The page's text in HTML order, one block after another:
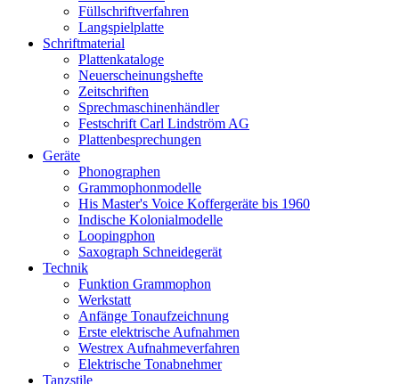
Füllschriftverfahren
Langspielplatte
Schriftmaterial
Plattenkataloge
Neuerscheinungshefte
Zeitschriften
Sprechmaschinenhändler
Festschrift Carl Lindström AG
Plattenbesprechungen
Geräte
Phonographen
Grammophonmodelle
His Master's Voice Koffergeräte bis 1960
Indische Kolonialmodelle
Loopingphon
Saxograph Schneidegerät
Technik
Funktion Grammophon
Werkstatt
Anfänge Tonaufzeichnung
Erste elektrische Aufnahmen
Westrex Aufnahmeverfahren
Elektrische Tonabnehmer
Tanzstile